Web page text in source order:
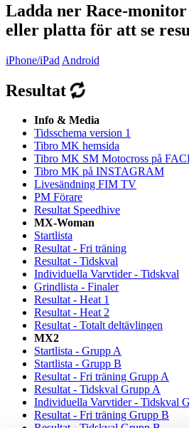
Ladda ner Race-
eller platta för att se
iPhone/iPad Android
Resultat
Info & Media
Tidsschema version 1
Tibro MK hemsida
Tibro MK SM Motocross på
Tibro MK på INSTAGRAM
Livesändning FIM TV
PM Förare
Resultat Speedhive
MX-Woman
Startlista
Resultat - Fri träning
Resultat - Tidskval
Individuella Varvtider - Tidskval
Grindlista - Finaler
Resultat - Heat 1
Resultat - Heat 2
Resultat - Totalt deltävlingen
MX2
Startlista - Grupp A
Startlista - Grupp B
Resultat - Fri träning Grupp A
Resultat - Tidskval Grupp A
Individuella Varvtider - Tidskval
Resultat - Fri träning Grupp B